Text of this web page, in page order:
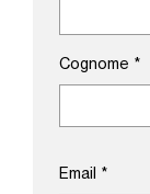
Cognome *
Email *